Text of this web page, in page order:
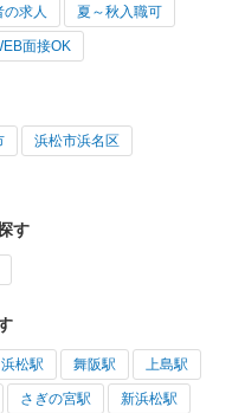
の求人 夏～秋入職可
面接OK
浜松市浜名区
す
浜松駅 舞阪駅 上島駅
さぎの宮駅 新浜松駅